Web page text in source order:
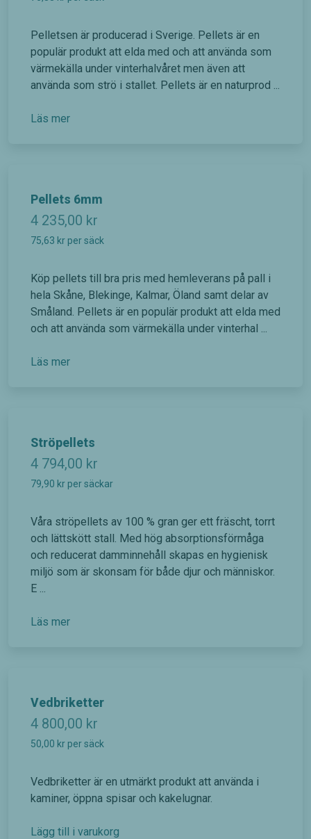
Pelletsen är producerad i Sverige. Pellets är en
populär produkt att elda med och att använda som
värmekälla under vinterhalvåret men även att
använda som strö i stallet. Pellets är en naturprod ...
Läs mer
Pellets 6mm
4 235,00 kr
75,63 kr per säck
Köp pellets till bra pris med hemleverans på pall i
hela Skåne, Blekinge, Kalmar, Öland samt delar av
Småland. Pellets är en populär produkt att elda med
och att använda som värmekälla under vinterhal ...
Läs mer
Ströpellets
4 794,00 kr
79,90 kr per säckar
Våra ströpellets av 100 % gran ger ett fräscht, torrt
och lättskött stall. Med hög absorptionsförmåga
och reducerat damminnehåll skapas en hygienisk
miljö som är skonsam för både djur och människor.
E ...
Läs mer
Vedbriketter
4 800,00 kr
50,00 kr per säck
Vedbriketter är en utmärkt produkt att använda i
kaminer, öppna spisar och kakelugnar.
Lägg till i varukorg